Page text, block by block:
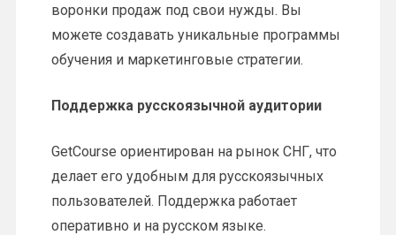
воронки продаж под свои нужды. Вы
можете создавать уникальные программы
обучения и маркетинговые стратегии.
Поддержка русскоязычной аудитории
GetCourse ориентирован на рынок СНГ, что
делает его удобным для русскоязычных
пользователей. Поддержка работает
оперативно и на русском языке.